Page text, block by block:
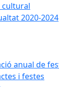
2020-2024
anual de
i festes